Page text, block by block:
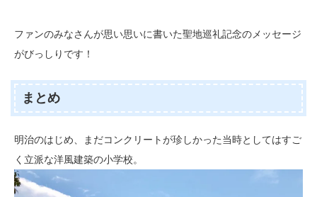
ファンのみなさんが思い思いに書いた聖地巡礼記念のメッセージ
がびっしりです！
まとめ
明治のはじめ、まだコンクリートが珍しかった当時としてはすご
く立派な洋風建築の小学校。